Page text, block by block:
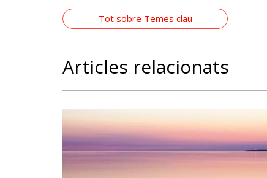
Tot sobre Temes clau
Articles relacionats